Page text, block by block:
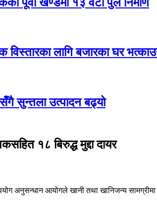
विस्तारका लागि बजारका घर
सुन्तला उत्पादन बढ्यो
१८ बिरुद्ध मुद्दा दायर
अनुसन्धान आयोगले खानी तथा खानिजन्य सामग्रीमा